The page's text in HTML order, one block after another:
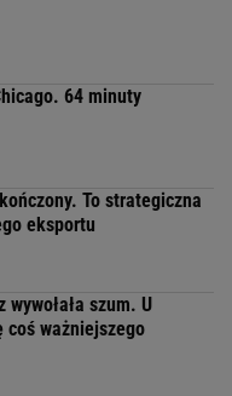
64 minuty
To strategiczna
eksportu
szum. U
coś ważniejszego